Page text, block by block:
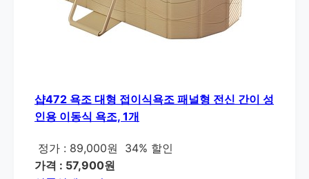
샵472 욕조 대형 접이식욕조 패널형 전신 간이 성
인용 이동식 욕조, 1개
정가 : 89,000원
34% 할인
가격 : 57,900원